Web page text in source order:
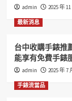
高
車
借
錢
雄
admin 2025 年
最新消息
台中收購手錶推
能享有免費手錶
admin 2025 年 7
手錶流當品